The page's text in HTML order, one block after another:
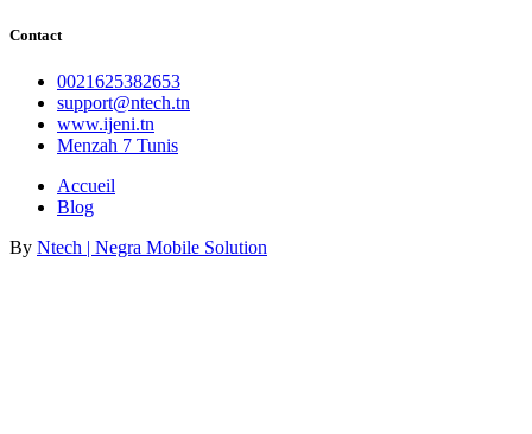
Contact
0021625382653
support@ntech.tn
www.ijeni.tn
Menzah 7 Tunis
Accueil
Blog
By Ntech | Negra Mobile Solution